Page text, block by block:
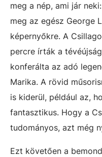
meg a nép, ami jár
meg az egész George
képernyőkre. A
percre írták a
konferálta az adó
Marika. A rövid
is kiderül, például az,
fantasztikus. Hogy a
tudományos, azt még
Ezt követően a